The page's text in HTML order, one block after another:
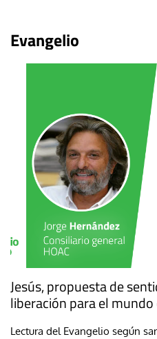
Evangelio
Jesús, propuesta de
liberación para el
Lectura del Evangelio según